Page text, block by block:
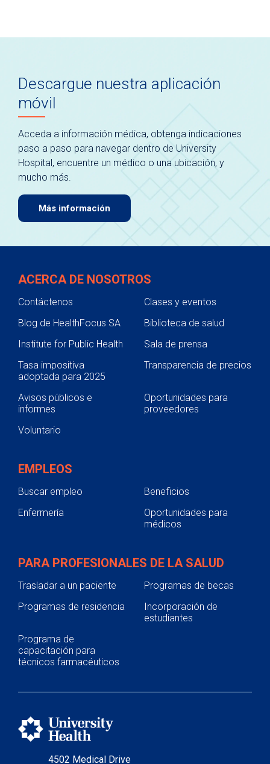
Descargue nuestra aplicación
móvil
Acceda a información médica, obtenga indicaciones
paso a paso para navegar dentro de University
Hospital, encuentre un médico o una ubicación, y
mucho más.
Más información
4502 Medical Drive
ACERCA DE NOSOTROS
Contáctenos
Clases y eventos
Blog de HealthFocus SA
Biblioteca de salud
Institute for Public Health
Sala de prensa
Tasa impositiva
adoptada para 2025
Transparencia de precios
Avisos públicos e
informes
Oportunidades para
proveedores
Voluntario
EMPLEOS
Buscar empleo
Beneficios
Enfermería
Oportunidades para
médicos
PARA PROFESIONALES DE LA SALUD
Trasladar a un paciente
Programas de becas
Programas de residencia
Incorporación de
estudiantes
Programa de
capacitación para
técnicos farmacéuticos